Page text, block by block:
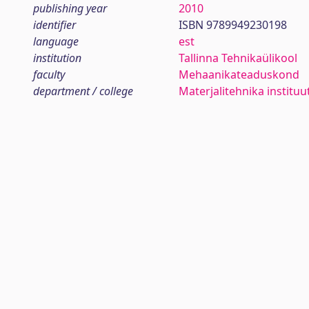
publishing year
2010
identifier
ISBN 9789949230198
language
est
institution
Tallinna Tehnikaülikool
faculty
Mehaanikateaduskond
department / college
Materjalitehnika